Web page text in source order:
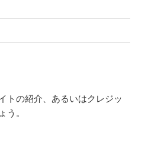
トの紹介、あるいはクレジッ
う。